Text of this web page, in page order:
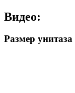
Видео:
Размер унитаза